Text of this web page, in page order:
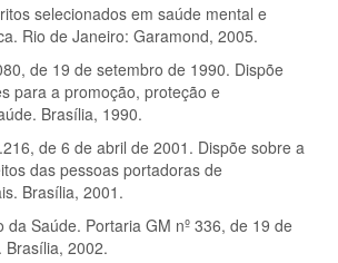
selecionados em saúde mental e
Rio de Janeiro: Garamond, 2005.
de 19 de setembro de 1990. Dispõe
para a promoção, proteção e
Brasília, 1990.
de 6 de abril de 2001. Dispõe sobre a
das pessoas portadoras de
Brasília, 2001.
da Saúde. Portaria GM nº 336, de 19 de
Brasília, 2002.